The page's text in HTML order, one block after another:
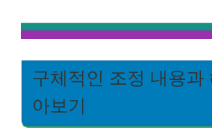
구체적인 조정 내용과
아보기